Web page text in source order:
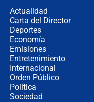
Actualidad
Carta del Director
Deportes
Economía
Emisiones
Entretenimiento
Internacional
Orden Público
Política
Sociedad